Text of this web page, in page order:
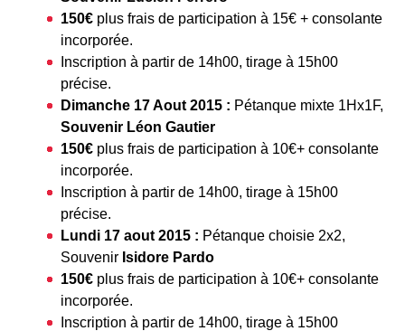
150€ plus frais de participation à 15€ + consolante
incorporée.
Inscription à partir de 14h00, tirage à 15h00
précise.
Dimanche 17 Aout 2015 : Pétanque mixte 1Hx1F,
Souvenir Léon Gautier
150€ plus frais de participation à 10€+ consolante
incorporée.
Inscription à partir de 14h00, tirage à 15h00
précise.
Lundi 17 aout 2015 : Pétanque choisie 2x2,
Souvenir Isidore Pardo
150€ plus frais de participation à 10€+ consolante
incorporée.
Inscription à partir de 14h00, tirage à 15h00